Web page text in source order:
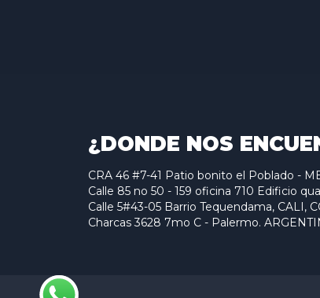
¿DONDE NOS
CRA 46 #7-41 Patio bonito el Poblado -
Calle 85 no 50 - 159 oficina 710 Edificio
Calle 5#43-05 Barrio Tequendama, CALI,
Charcas 3628 7mo C - Palermo.